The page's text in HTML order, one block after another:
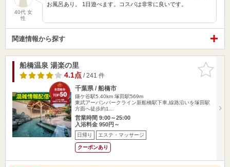
40代 女
性
お風呂あり。 1日遊べます。コスパは非常に良いです。
関連情報から探す
お気に入
りに追加
船橋温泉 湯楽の里
4.1点/ 241 件
千葉県 / 船橋市
鎌ケ谷駅5.40km 塚田駅569m
東武アーバンパークライン新船橋駅下車,線路沿いを塚田駅
方面へ徒歩約1…
営業時間 9:00～25:00
入浴料金 950円～
日帰り エステ・マッサージ
クーポンあり